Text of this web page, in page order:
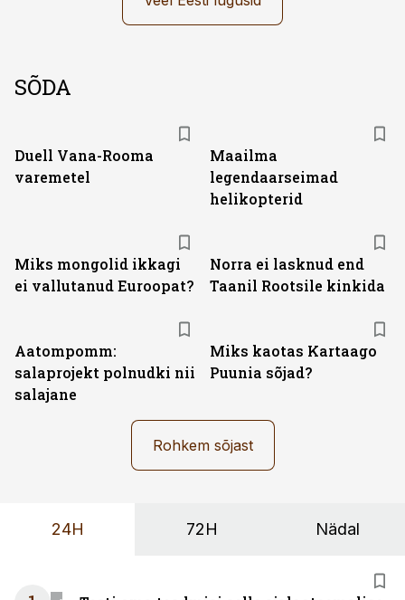
SÕDA
Duell Vana-Rooma
varemetel
Maailma
legendaarseimad
helikopterid
Miks mongolid ikkagi
ei vallutanud Euroopat?
Norra ei lasknud end
Taanil Rootsile kinkida
Aatompomm:
salaprojekt polnudki nii
salajane
Miks kaotas Kartaago
Puunia sõjad?
Rohkem sõjast
24H 72H Nädal